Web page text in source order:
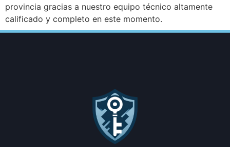
provincia gracias a nuestro equipo técnico altamente
calificado y completo en este momento.